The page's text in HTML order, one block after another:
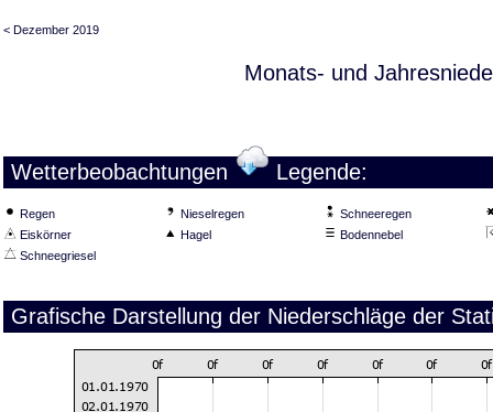
< Dezember 2019
Monats- und
Wetterbeobachtungen Legende:
Regen Nieselregen
Schneeregen
Eiskörner
Hagel
Bodennebel
Schneegriesel
Grafische Darstellung der Niederschläge der